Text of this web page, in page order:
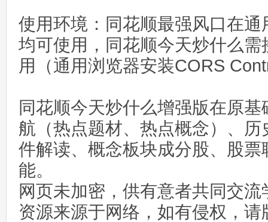
使用环境：同花顺最强风口在
均可使用，同花顺今天炒什么
用（通用浏览器安装CORS
同花顺今天炒什么增强版在原
航（热点题材、热点概念）、
件解读、概念板块成分股、股
能。
网页未加密，供有意者共同交
资源来源于网络，如有侵权，